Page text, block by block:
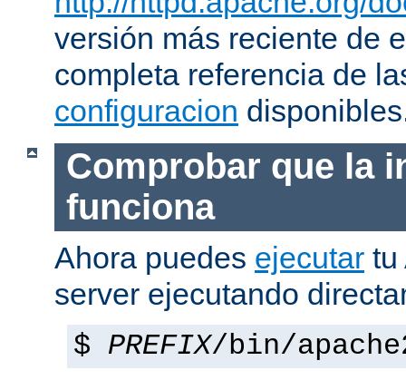
versión más reciente de
completa referencia de
configuracion
Comprobar que la
funciona
Ahora puedes ejecutar tu
server ejecutando
$ PREFIX/bin/